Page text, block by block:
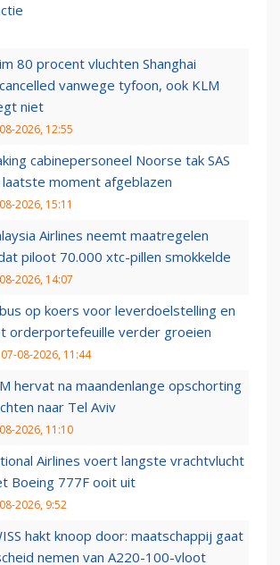
80 procent vluchten Shanghai
vanwege tyfoon, ook KLM
niet
2026, 12:55
cabinepersoneel Noorse tak SAS
moment afgeblazen
2026, 15:11
Airlines neemt maatregelen
piloot 70.000 xtc-pillen smokkelde
2026, 14:07
op koers voor leverdoelstelling en
orderportefeuille verder groeien
07-08-2026, 11:44
hervat na maandenlange opschorting
naar Tel Aviv
2026, 11:10
Airlines voert langste vrachtvlucht
Boeing 777F ooit uit
2026, 9:52
hakt knoop door: maatschappij gaat
nemen van A220-100-vloot